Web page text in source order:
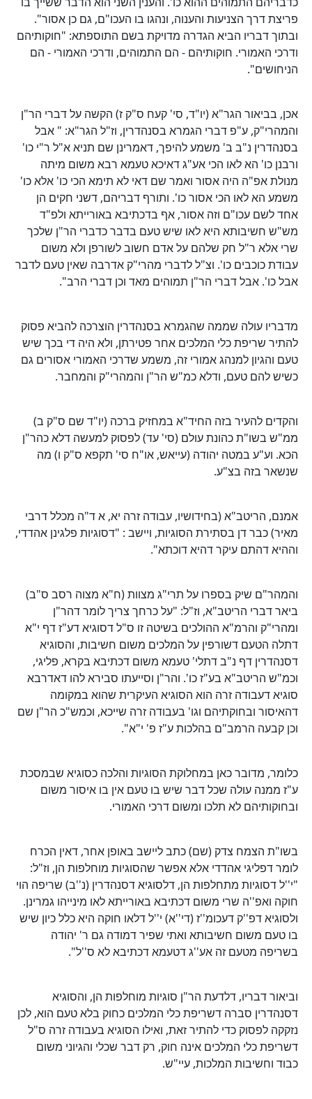
פריצת דרך הצניעות והענוה, ונהגו בו העכו"ם, גם כן אסור".
ובתוך דבריו הביא הגדרה מדויקת בשם התוספתא: "חוקותיהם
ודרכי האמורי. חוקותיהם - הם התמוהים, ודרכי האמורי - הם
הניחושים".
אכן, בביאור הגר"א (יו"ד, סי' קעח ס"ק ז) הקשה על דברי הר"ן
והמהרי"ק, ע"פ דברי הגמרא בסנהדרין, וז"ל הגר"א: " אבל
בסנהדרין נ"ב ב' משמע להיפך, דאמרינן שם תניא א"ל ר"י כו'
ורבנן כו' הא לאו הכי אע"ג דאיכא טעמא רבא משום מיתה
מנולת אפ"ה היה אסור ואמר שם דאי לא תימא הכי כו' אלא כו'
משמע הא לאו הכי אסור כו'. ותורף דבריהם, דשני חקים הן
אחד לשם עכו"ם וזה אסור, אף בדכתיבא באורייתא ולפ"ד
מש"ש חשיבותא היא לאו שיש טעם בדבר כדברי הר"ן שלכך
שרי אלא ר"ל חק שלהם על אדם חשוב לשורפן ולא משום
עבודת כוכבים כו'. וצ"ל לדברי מהרי"ק אדרבה שאין טעם לדבר
אבל כו'. אבל דברי הר"ן תמוהים מאד וכן דברי הרב".
מדבריו עולה שממה שהגמרא בסנהדרין הוצרכה להביא פסוק
להתיר שריפת כלי המלכים אחר פטירתן, ולא היה די בכך שיש
טעם והגיון למנהג אמורי זה, משמע שדרכי האמורי אסורים גם
כשיש להם טעם, ודלא כמ"ש הר"ן והמהרי"ק והמחבר.
והקדים להעיר בזה החיד"א במחזיק ברכה (יו"ד שם ס"ק ב)
ממ"ש בשו"ת כהונת עולם (סי' עד) לפסוק למעשה דלא כהר"ן
הכא. וע"ע במטה יהודה (עייאש, או"ח סי' תקפא ס"ק ו) מה
שנשאר בזה בצ"ע.
אמנם, הריטב"א (בחידושיו, עבודה זרה יא, א ד"ה מכלל דרבי
מאיר) כבר דן בסתירת הסוגיות, ויישב : "דסוגיות פלגינן אהדדי,
וההיא דהתם עיקר דהיא דוכתא".
והמהר"ם שיק בספרו על תרי"ג מצוות (ח"א מצוה רסב ס"ב)
ביאר דברי הריטב"א, וז"ל: "על כרחך צריך לומר דהר"ן
ומהרי"ק והרמ"א ההולכים בשיטה זו ס"ל דסוגיא דע"ז דף י"א
דתלה הטעם דשורפין על המלכים משום חשיבות, והסוגיא
דסנהדרין דף נ"ב דתלי' טעמא משום דכתיבא בקרא, פליגי,
וכמ"ש הריטב"א בע"ז כו'. והר"ן וסייעתו סבירא להו דאדרבא
סוגיא דעבודה זרה הוא הסוגיא העיקרית שהוא במקומה
דהאיסור ובחוקתיהם וגו' בעבודה זרה שייכא, וכמש"כ הר"ן שם
וכן קבעה הרמב"ם בהלכות ע"ז פ' י"א".
כלומר, מדובר כאן במחלוקת הסוגיות והלכה כסוגיא שבמסכת
ע"ז ממנה עולה שכל דבר שיש בו טעם אין בו איסור משום
ובחוקותיהם לא תלכו ומשום דרכי האמורי.
בשו"ת הצמח צדק (שם) כתב ליישב באופן אחר, דאין הכרח
לומר דפליגי אהדדי אלא אפשר שהסוגיות מוחלפות הן, וז"ל:
"י''ל דסוגיות מתחלפות הן, דלסוגיא דסנהדרין (נ''ב) שריפה הוי
חוקה ואפ''ה שרי משום דכתיבא באורייתא לאו מינייהו גמרינן.
ולסוגיא דפ''ק דעכומ''ז (די''א) י''ל דלאו חוקה היא כלל כיון שיש
בו טעם משום חשיבותא ואתי שפיר דמודה גם ר' יהודה
בשריפה מטעם זה אע''ג דטעמא דכתיבא לא ס''ל".
וביאור דבריו, דלדעת הר"ן סוגיות מוחלפות הן, והסוגיא
דסנהדרין סברה דשריפת כלי המלכים כחוק בלא טעם הוא, לכן
נזקקה לפסוק כדי להתיר זאת, ואילו הסוגיא בעבודה זרה ס"ל
דשריפת כלי המלכים אינה חוק, רק דבר שכלי והגיוני משום
כבוד וחשיבות המלכות, עיי"ש.